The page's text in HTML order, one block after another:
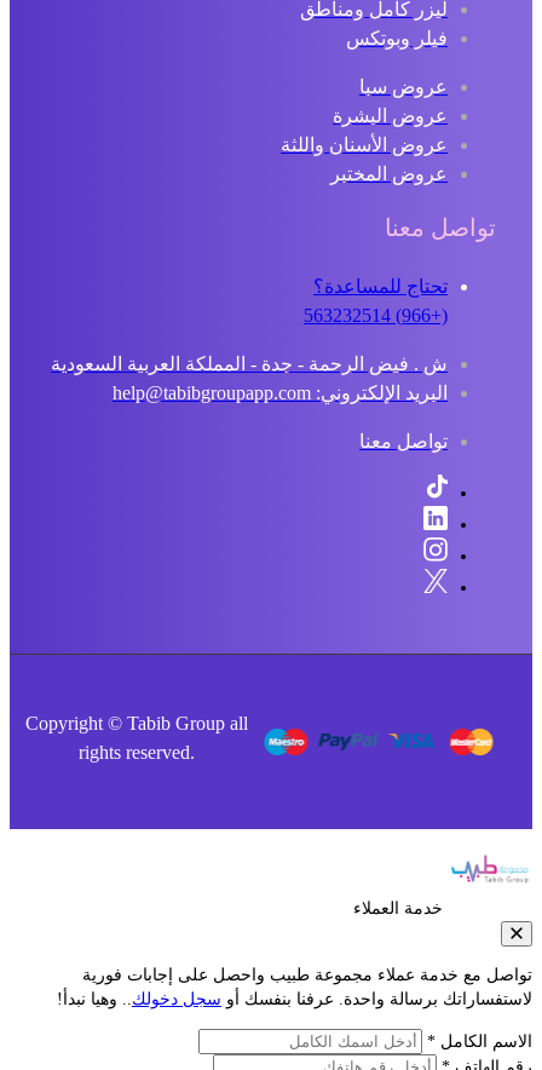
ليزر كامل ومناطق
فيلر وبوتكس
عروض سبا
عروض البشرة
عروض الأسنان واللثة
عروض المختبر
تواصل معنا
تحتاج للمساعدة؟
ش . فيض الرحمة - جدة - المملكة العربية السعودية
البريد الإلكتروني: help@tabibgroupapp.com
تواصل معنا
Copyright © Tabib Group all
rights reserved.
خدمة العملاء
مع خدمة عملاء مجموعة طبيب واحصل على إجابات فورية
برسالة واحدة. عرفنا بنفسك أوسجل دخولك.. وهيا نبدأ!
الكامل *